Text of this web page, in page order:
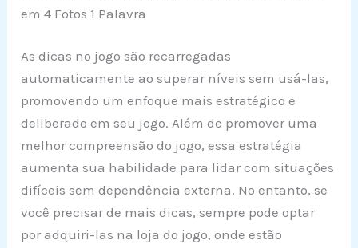
em 4 Fotos 1 Palavra
As dicas no jogo são recarregadas
automaticamente ao superar níveis sem usá-las,
promovendo um enfoque mais estratégico e
deliberado em seu jogo. Além de promover uma
melhor compreensão do jogo, essa estratégia
aumenta sua habilidade para lidar com situações
difíceis sem dependência externa. No entanto, se
você precisar de mais dicas, sempre pode optar
por adquiri-las na loja do jogo, onde estão